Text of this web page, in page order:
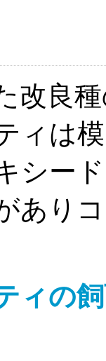
改良
ィは模
シー
あり
ィの